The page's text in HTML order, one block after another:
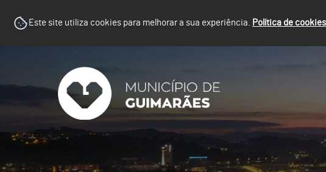
Este site utiliza cookies para melhorar a sua experiência. Política de cookies